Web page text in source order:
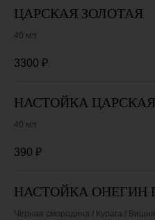
ЦАРСКАЯ ЗОЛОТАЯ
40 мл
3300 ₽
НАСТОЙКА ЦАРСКАЯ
40 мл
390 ₽
НАСТОЙКА ОНЕГИН
Черная смородина / Курага /